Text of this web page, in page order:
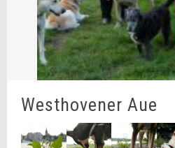
Westhovener Aue